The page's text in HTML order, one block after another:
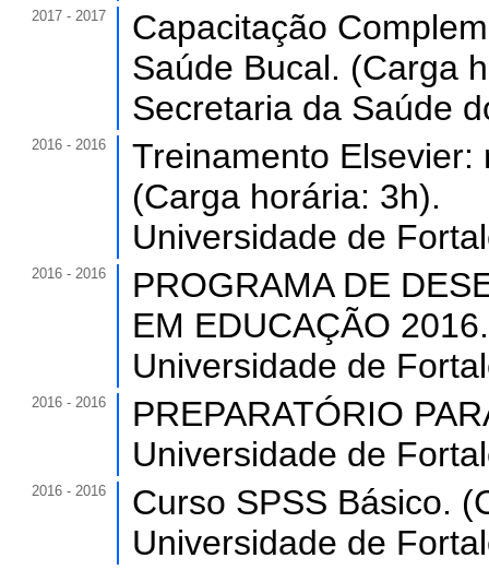
2017 - 2017
Capacitação
Saúde Bucal. (Carga
Secretaria da Saúde
2016 - 2016
Treinamento Elsevier:
(Carga horária: 3h).
Universidade de
2016 - 2016
PROGRAMA DE
EM EDUCAÇÃO
Universidade de
2016 - 2016
PREPARATÓRIO
Universidade de
2016 - 2016
Curso SPSS Básico.
Universidade de